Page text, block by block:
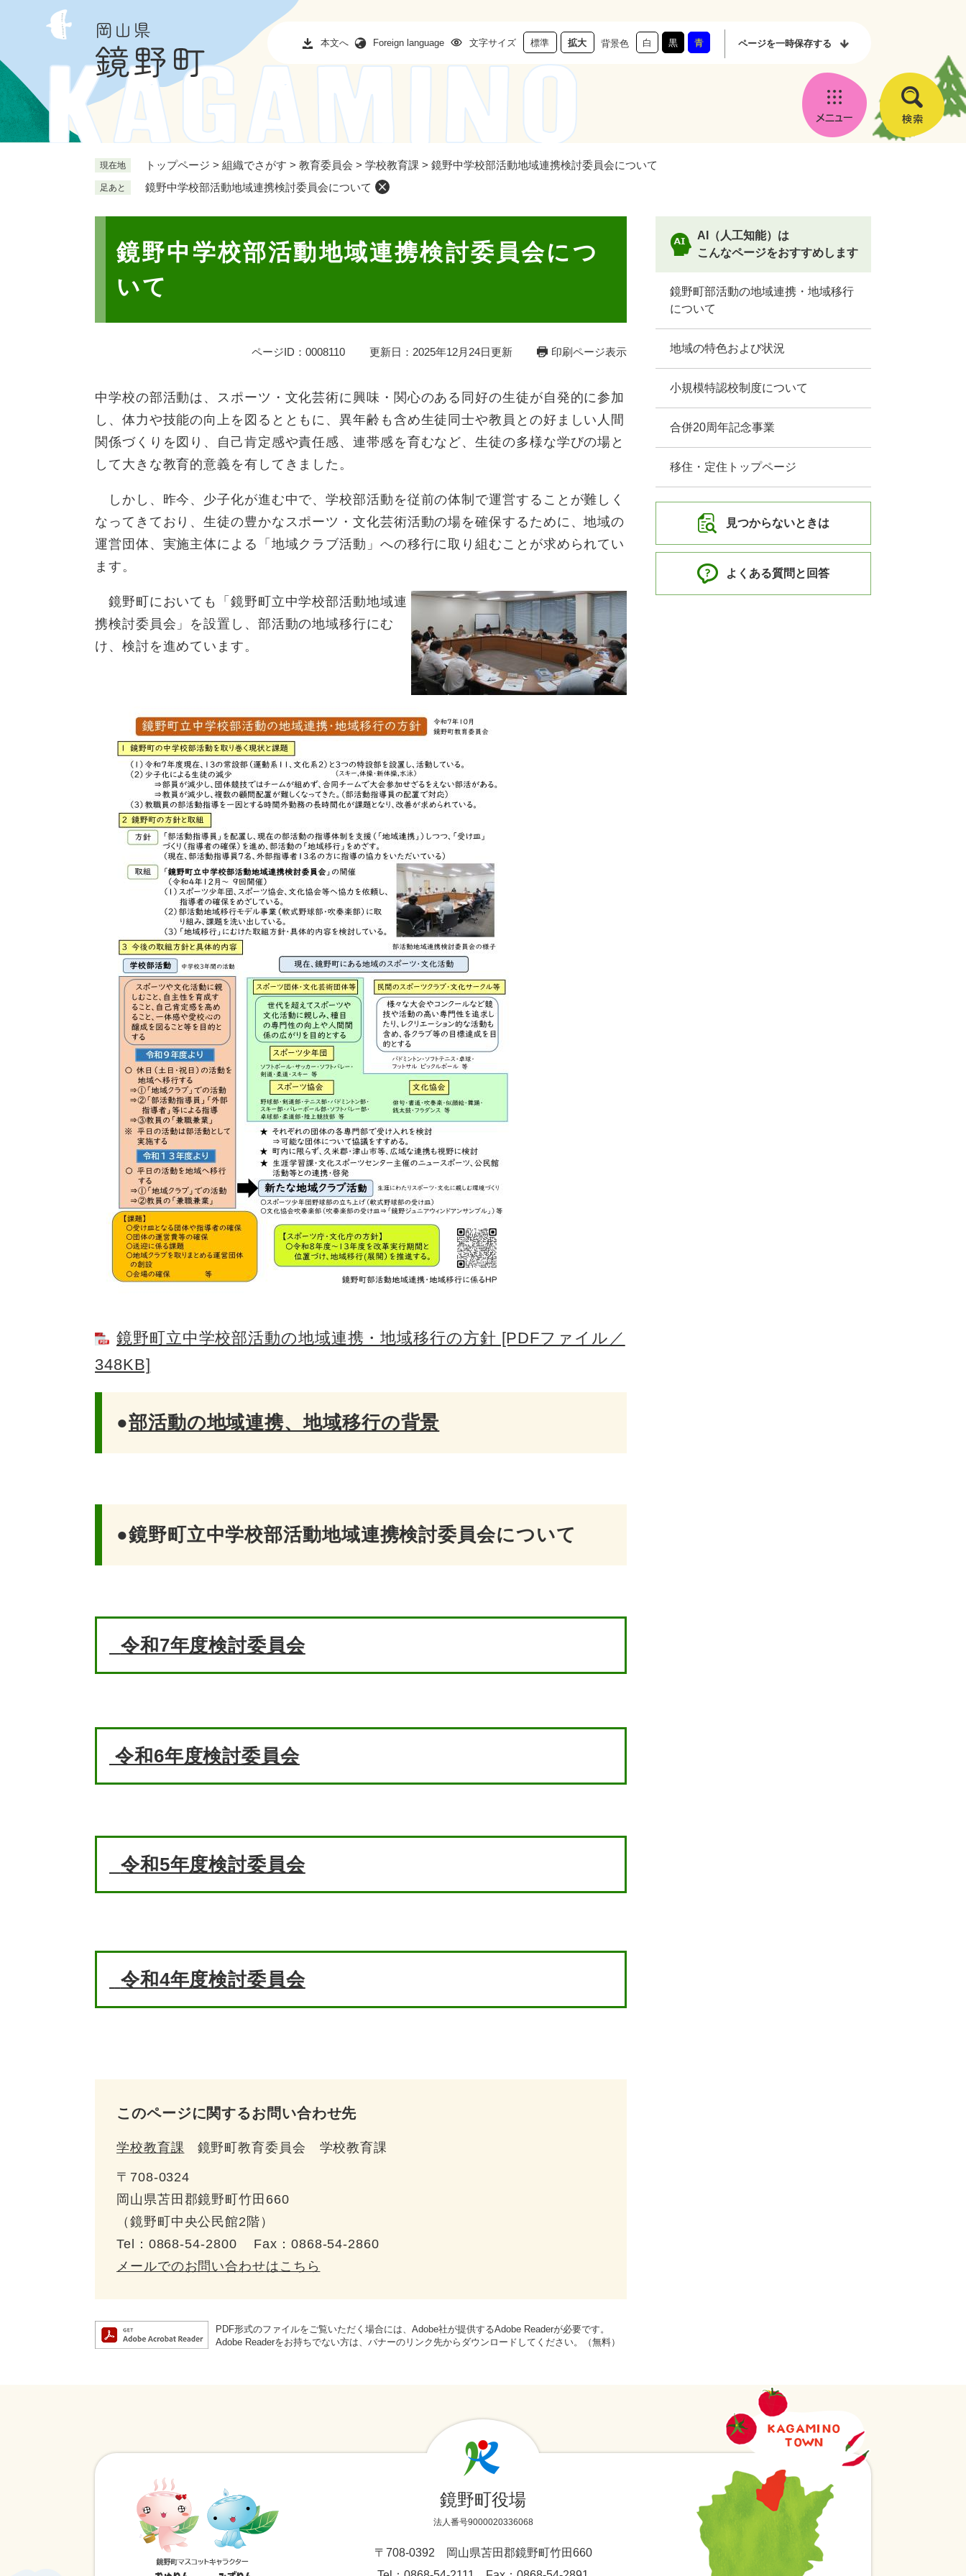
の
で
。
ー
ば
て
本文へ Foreign language 文字サイズ 標準 拡大 背景色 白 黒 青 ページを一時保存する
メ
ニ
検
索
現在地 トップページ > 組織でさがす > 教育委員会 > 学校教育課 > 鏡野中学校部活動地域連携検討委員会について
足あと 鏡野中学校部活動地域連携検討委員会について
鏡野中学校部活動地域連携検討委員会につ
いて
ページID：0008110 更新日：2025年12月24日更新 印刷ページ表示
中学校の部活動は、スポーツ・文化芸術に興味・関心のある同好の生徒が自発的に参加
し、体力や技能の向上を図るとともに、異年齢も含め生徒同士や教員との好ましい人間
関係づくりを図り、自己肯定感や責任感、連帯感を育むなど、生徒の多様な学びの場と
して大きな教育的意義を有してきました。
しかし、昨今、少子化が進む中で、学校部活動を従前の体制で運営することが難しく
なってきており、生徒の豊かなスポーツ・文化芸術活動の場を確保するために、地域の
運営団体、実施主体による「地域クラブ活動」への移行に取り組むことが求められてい
ます。
鏡野町においても「鏡野町立中学校部活動地域連
携検討委員会」を設置し、部活動の地域移行にむ
け、検討を進めています。
鏡野町立中学校部活動の地域連携・地域移行の方針 [PDFファイル／
348KB]
●部活動の地域連携、地域移行の背景
●鏡野町立中学校部活動地域連携検討委員会について
令和7年度検討委員会
令和6年度検討委員会​
令和5年度検討委員会
令和4年度検討委員会
このページに関するお問い合わせ先
学校教育課 鏡野町教育委員会 学校教育課
〒708-0324
岡山県苫田郡鏡野町竹田660
（鏡野町中央公民館2階）
Tel：0868-54-2800
Fax：0868-54-2860
メールでのお問い合わせはこちら
PDF形式のファイルをご覧いただく場合には、Adobe社が提供するAdobe Readerが必要です。
Adobe Readerをお持ちでない方は、バナーのリンク先からダウンロードしてください。（無料）
AI（人工知能）は
こんなページをおすすめします
鏡野町部活動の地域連携・地域移行
について
地域の特色および状況
小規模特認校制度について
合併20周年記念事業
移住・定住トップページ
見つからないときは
よくある質問と回答
鏡野町役場
法人番号9000020336068
〒708-0392 岡山県苫田郡鏡野町竹田660